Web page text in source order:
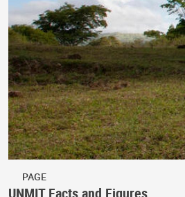
PAGE